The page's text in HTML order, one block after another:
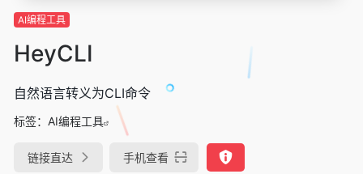
AI编程工具
HeyCLI
自然语言转义为CLI命令
标签： AI编程工具
链接直达 手机查看